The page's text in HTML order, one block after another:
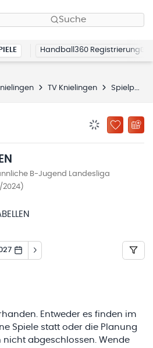
Suche
Handball360 Registrierung
TV Knielingen Spielplan
ZU
B-Jugend Landesliga
2024)
Entweder es finden im
Spiele statt oder die Planung
abgeschlossen. Wende